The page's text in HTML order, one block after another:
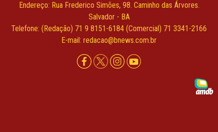
Endereço: Rua Frederico Simões, 98. Caminho das Árvores.
Salvador - BA
Telefone: (Redação) 71 9 8151-6184 (Comercial) 71 3341-2166
E-mail: redacao@bnews.com.br